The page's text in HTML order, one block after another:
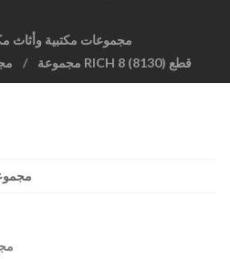
مجموعات مكتبية وأثاث
مجموعة RICH 8 قطع (8130)
6